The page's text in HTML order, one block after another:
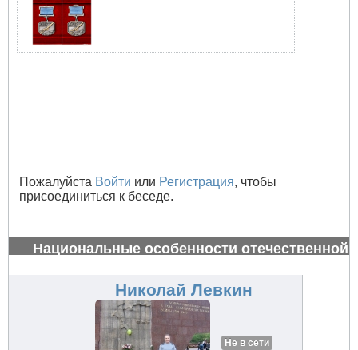
Пожалуйста Войти или Регистрация, чтобы
присоединиться к беседе.
Национальные особенности отечественной
Николай Левкин
Не в сети